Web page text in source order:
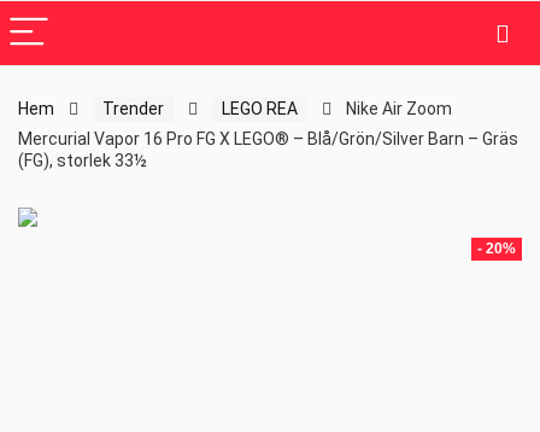
Hem Trender LEGO REA
Nike Air Zoom
Mercurial Vapor 16 Pro FG X LEGO® – Blå/Grön/Silver Barn – Gräs
(FG), storlek 33½
- 20%